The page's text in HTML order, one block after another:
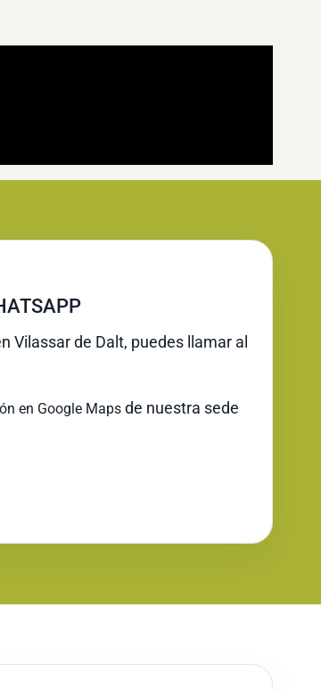
Vilassar de Dalt, puedes llamar al
en Google Maps de nuestra sede